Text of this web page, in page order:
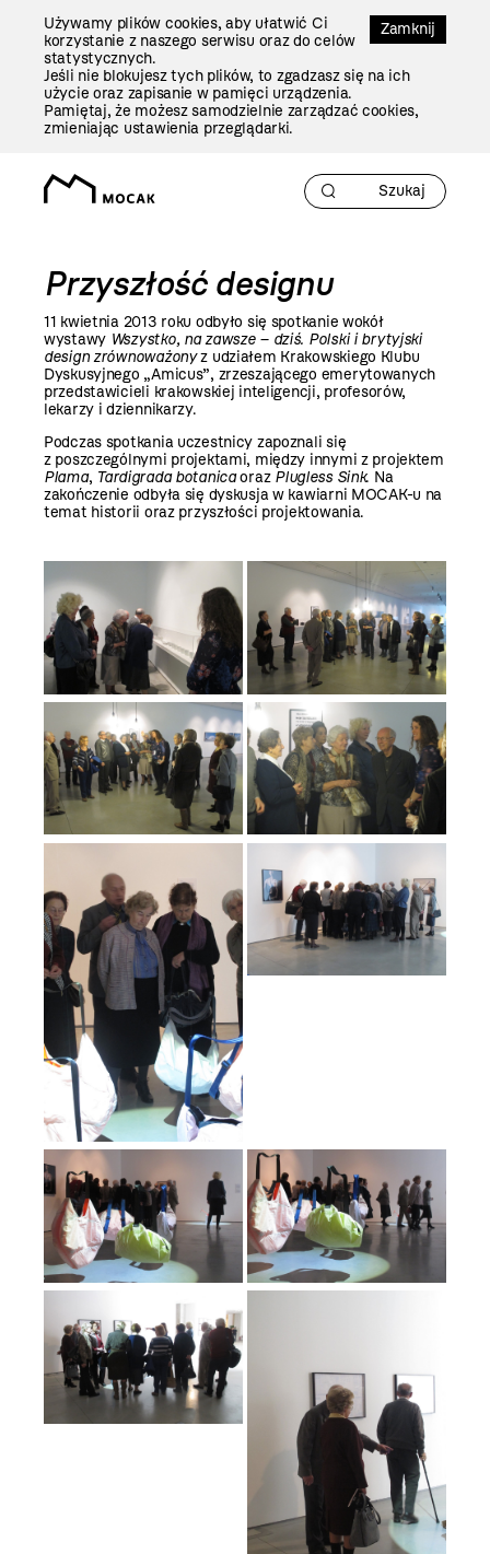
Zamknij
Używamy plików cookies, aby ułatwić Ci
korzystanie z naszego serwisu oraz do celów
statystycznych.
Jeśli nie blokujesz tych plików, to zgadzasz się na ich
użycie oraz zapisanie w pamięci urządzenia.
Pamiętaj, że możesz samodzielnie zarządzać cookies,
zmieniając ustawienia przeglądarki.
Przyszłość designu
11 kwietnia 2013 roku odbyło się spotkanie wokół
wystawy Wszystko, na zawsze – dziś. Polski i brytyjski
design zrównoważonyz udziałem Krakowskiego Klubu
Dyskusyjnego „Amicus”, zrzeszającego emerytowanych
przedstawicieli krakowskiej inteligencji, profesorów,
lekarzy i dziennikarzy.
Podczas spotkania uczestnicy zapoznali się
z poszczególnymi projektami, między innymi z projektem
Plama, Tardigrada botanicaoraz Plugless Sink. Na
zakończenie odbyła się dyskusja w kawiarni MOCAK-u na
temat historii oraz przyszłości projektowania.